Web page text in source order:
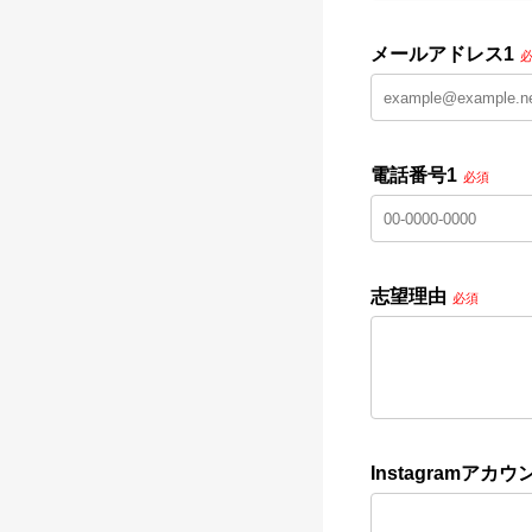
メールアドレス1
電話番号1 必須
志望理由 必須
Instagramアカウ